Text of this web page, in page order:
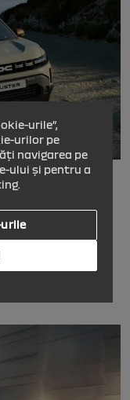
Rabla
Rabla și Dacia
urile”,
urilor pe
navigarea pe
ului și pentru a